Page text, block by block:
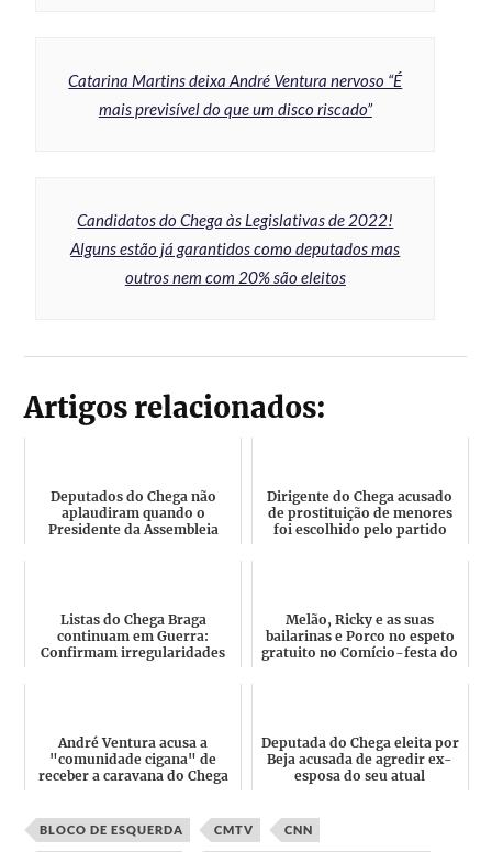
Catarina Martins deixa André Ventura nervoso “É
mais previsível do que um disco riscado”
Candidatos do Chega às Legislativas de 2022!
Alguns estão já garantidos como deputados mas
outros nem com 20% são eleitos
Artigos relacionados:
Deputados do Chega não
aplaudiram quando o
Presidente da Assembleia
Dirigente do Chega acusado
de prostituição de menores
foi escolhido pelo partido
Listas do Chega Braga
continuam em Guerra:
Confirmam irregularidades
Melão, Ricky e as suas
bailarinas e Porco no espeto
gratuito no Comício-festa do
André Ventura acusa a
"comunidade cigana" de
receber a caravana do Chega
Deputada do Chega eleita por
Beja acusada de agredir ex-
esposa do seu atual
BLOCO DE ESQUERDA CMTV CNN